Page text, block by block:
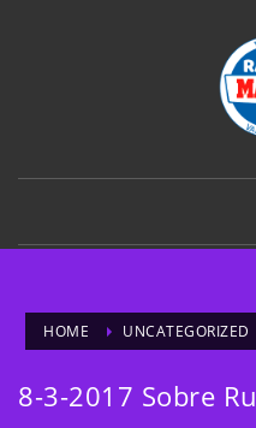
HOME UNCATEGORIZED
8-3-2017 Sobre